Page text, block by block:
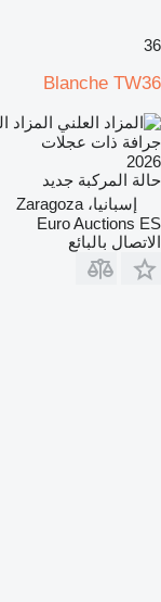
36
Blanche TW36
المزاد
جرافة ذات عجلات
2026
حالة المركبة جديد
إسبانيا، Zaragoza
Euro Auctions ES
الاتصال بالبائع